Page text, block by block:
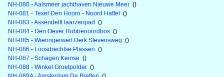
NH-080 - Aalsmeer jachthaven Nieuwe Meer ()
NH-081 - Texel Den Hoorn - Noord Haffel ()
NH-083 - Assendelft laarzenpad ()
NH-084 - Den Oever Robbenoordbos ()
NH-085 - Wieringerwerf Derk Stevensweg ()
NH-086 - Loosdrechtse Plassen ()
NH-087 - Schagen Keinse ()
NH-088 - Winkel Groetpolder ()